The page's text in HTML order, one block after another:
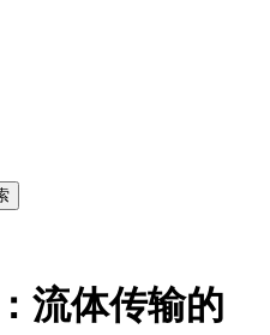
流体传输的